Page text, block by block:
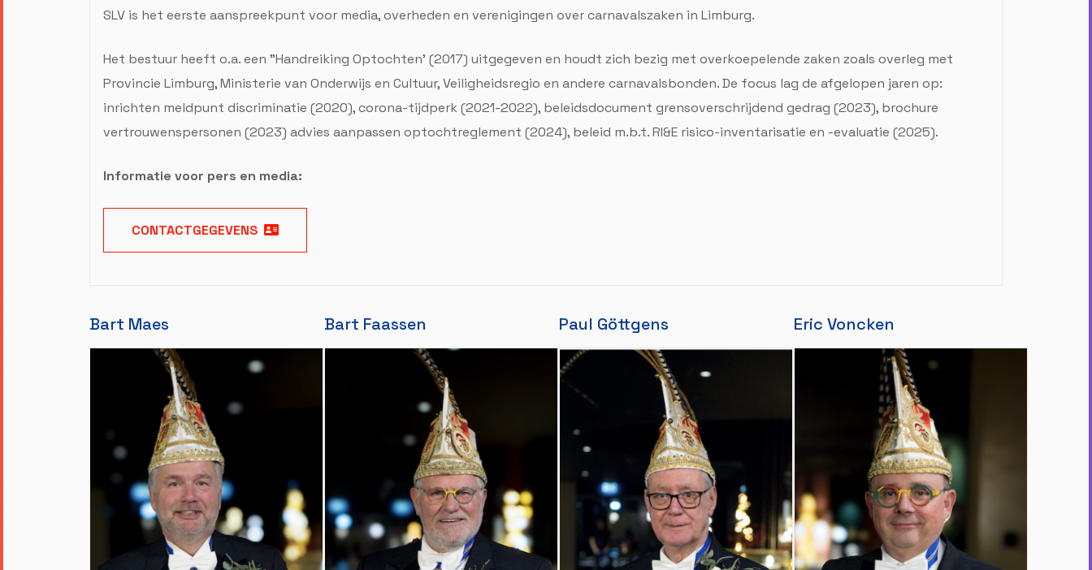
SLV is het eerste aanspreekpunt voor media, overheden en verenigingen over carnavalszaken in Limburg.
Het bestuur heeft o.a. een "Handreiking Optochten' (2017) uitgegeven en houdt zich bezig met overkoepelende zaken zoals overleg met
Provincie Limburg, Ministerie van Onderwijs en Cultuur, Veiligheidsregio en andere carnavalsbonden. De focus lag de afgelopen jaren op:
inrichten meldpunt discriminatie (2020), corona-tijdperk (2021-2022), beleidsdocument grensoverschrijdend gedrag (2023), brochure
vertrouwenspersonen (2023) advies aanpassen optochtreglement (2024), beleid m.b.t. RI&E risico-inventarisatie en -evaluatie (2025).
Informatie voor pers en media:
CONTACTGEGEVENS
Bart Maes Bart Faassen Paul Göttgens Eric Voncken